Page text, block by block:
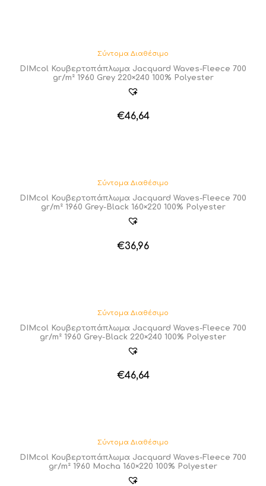
Σύντομα Διαθέσιμο
DIMcol Κουβερτοπάπλωμα Jacquard Waves-Fleece 700
gr/m² 1960 Grey 220×240 100% Polyester
€46,64
Σύντομα Διαθέσιμο
DIMcol Κουβερτοπάπλωμα Jacquard Waves-Fleece 700
gr/m² 1960 Grey-Black 160×220 100% Polyester
€36,96
Σύντομα Διαθέσιμο
DIMcol Κουβερτοπάπλωμα Jacquard Waves-Fleece 700
gr/m² 1960 Grey-Black 220×240 100% Polyester
€46,64
Σύντομα Διαθέσιμο
DIMcol Κουβερτοπάπλωμα Jacquard Waves-Fleece 700
gr/m² 1960 Mocha 160×220 100% Polyester